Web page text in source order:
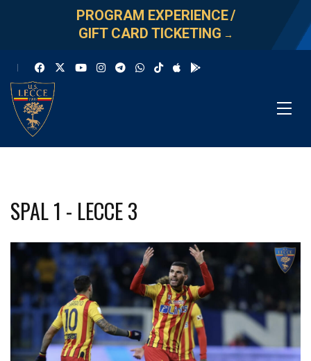
PROGRAM EXPERIENCE/
GIFT CARD TICKETING →
SPAL 1 - LECCE 3